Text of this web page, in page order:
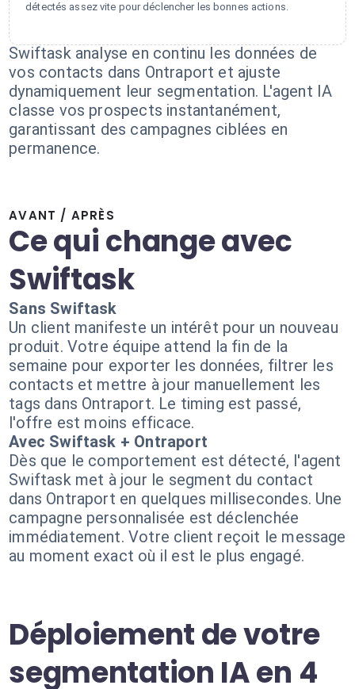
détectés assez vite pour déclencher les bonnes actions.
Swiftask analyse en continu les données de
vos contacts dans Ontraport et ajuste
dynamiquement leur segmentation. L'agent IA
classe vos prospects instantanément,
garantissant des campagnes ciblées en
permanence.
AVANT / APRÈS
Ce qui change avec
Swiftask
Sans Swiftask
Un client manifeste un intérêt pour un nouveau
produit. Votre équipe attend la fin de la
semaine pour exporter les données, filtrer les
contacts et mettre à jour manuellement les
tags dans Ontraport. Le timing est passé,
l'offre est moins efficace.
Avec Swiftask + Ontraport
Dès que le comportement est détecté, l'agent
Swiftask met à jour le segment du contact
dans Ontraport en quelques millisecondes. Une
campagne personnalisée est déclenchée
immédiatement. Votre client reçoit le message
au moment exact où il est le plus engagé.
Déploiement de votre
segmentation IA en 4